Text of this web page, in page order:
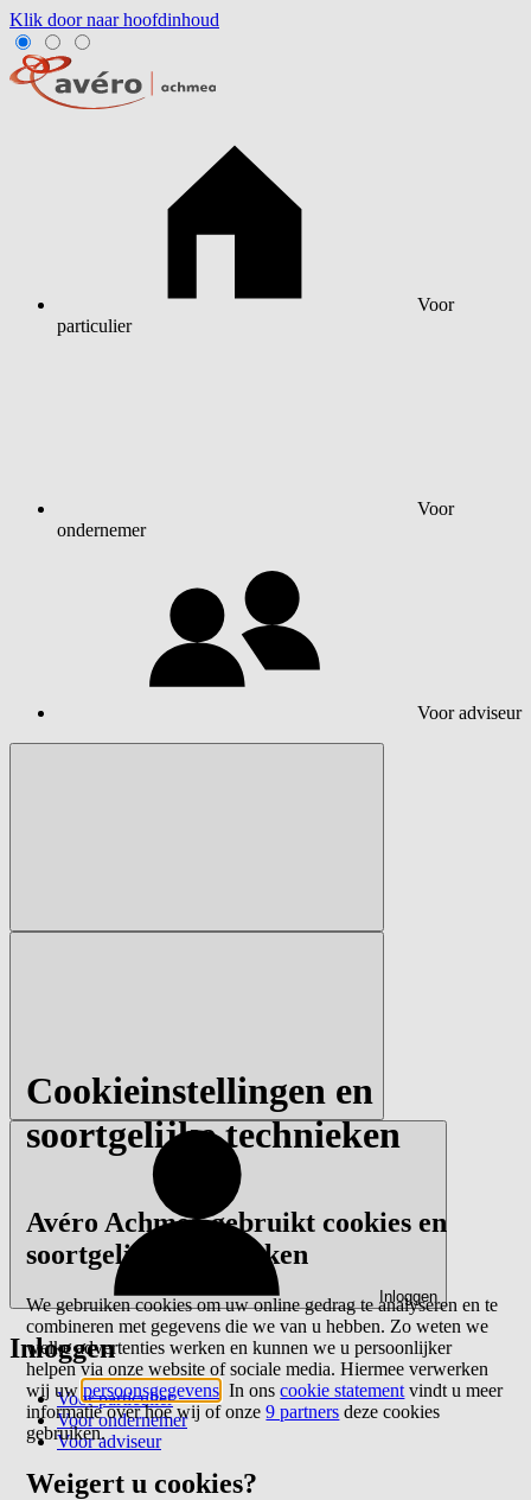
Klik door naar hoofdinhoud
Voor
particulier
Voor
ondernemer
Voor adviseur
Inloggen
Inloggen
Voor particulier
Voor ondernemer
Voor adviseur
Cookieinstellingen en
soortgelijke technieken
Avéro Achmea gebruikt cookies en
soortgelijke technieken
We gebruiken cookies om uw online gedrag te analyseren en te
combineren met gegevens die we van u hebben. Zo weten we
welke advertenties werken en kunnen we u persoonlijker
helpen via onze website of sociale media. Hiermee verwerken
wij uwpersoonsgegevens . In onscookie statement vindt u meer
informatie over hoe wij of onze9 partners deze cookies
gebruiken.
Weigert u cookies?